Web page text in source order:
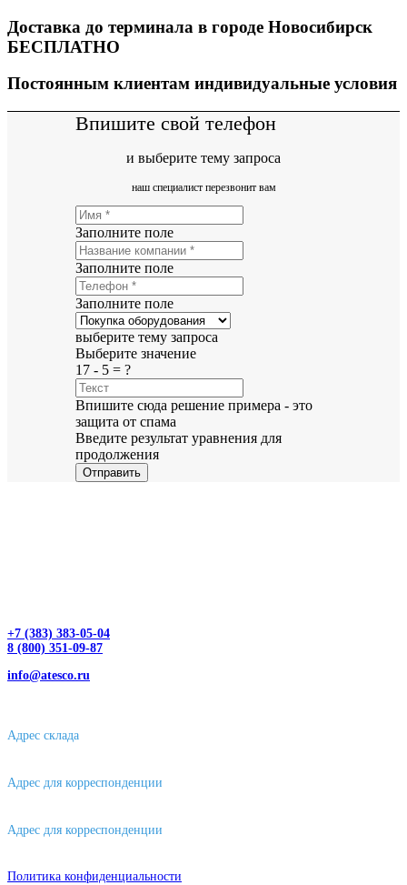
Доставка до терминала в городе Новосибирск
БЕСПЛАТНО
Постоянным клиентам индивидуальные условия
Впишите свой телефон
и выберите тему запроса
наш специалист перезвонит вам
Заполните поле
Заполните поле
Заполните поле
выберите тему запроса
Выберите значение
17 - 5 = ?
Впишите сюда решение примера - это
защита от спама
Введите результат уравнения для
продолжения
Отправить
+7 (383) 383-05-04
8 (800) 351-09-87
info@atesco.ru
Адрес склада
Адрес для корреспонденции
Адрес для корреспонденции
Политика конфиденциальности